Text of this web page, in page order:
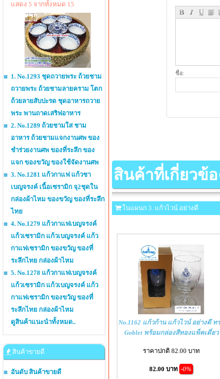
แสดง 5 จากทั้งหมด 15
1. No.1293 ชุดถวายพระ ถ้วยชาม
ถวายพระ ถ้วยชามลายคราม โตก
ถ้วยลายสับปะรด ชุดอาหารถวาย
พระ พานถาดเสริฟอาหาร
2. No.1289 ถ้วยชามใส ชาม
อาหาร ถ้วยชามแจกงานศพ ของ
ชำร่วยงานศพ ของที่ระลึก ของ
แจก ของขวัญ ของใช้จัดงานศพ
3. No.1281 แก้วกาแฟ แก้วชา
เบญจรงค์ เนื้อเซรามิก จุ2ชุดใน
กล่องผ้าไหม ของขวัญ ของที่ระลึก
ไทย
4. No.1279 แก้วกาแฟเบญจรงค์
แก้วเซรามิก แก้วเบญจรงค์ แก้ว
กาแฟเซรามิก ของขวัญ ของที่
ระลึกไทย กล่องผ้าไหม
5. No.1278 แก้วกาแฟเบญจรงค์
แก้วเซรามิก แก้วเบญจรงค์ แก้ว
กาแฟเซรามิก ของขวัญ ของที่
ระลึกไทย กล่องผ้าไหม
ดูสินค้าแนะนำทั้งหมด..
สินค้าขายดี
อันดับ สินค้าขายดี
ชื่อ:
สินค้าที่เกี่ยวข้อ
ในแผนก 3. แก้วไวน์ อย่างดี
No.1162 แก้วก้าน แก้วไวน์ อย่างดี ท
Goblet พร้อมกล่องสีทองแพ็คเดี่ยว
ราคาปกติ 82.00 บาท
82.00 บาท -0%